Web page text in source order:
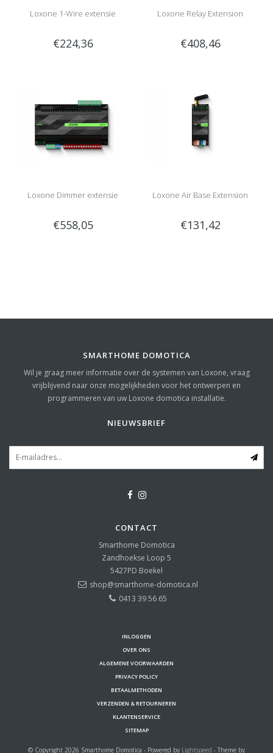
Loxone 1-Wire extensie
€224,36
Loxone Relay Extension
€408,46
Loxone Dimmer extensie
€558,05
Loxone Air Base Extension
€131,42
SMARTHOME DOMOTICA
Wil je graag meer informatie over de systemen van Loxone, vraag
vrijblijvend naar onze mogelijkheden voor het ontwerpen en
programmeren van uw Loxone domotica installatie.
NIEUWSBRIEF
CONTACT
Smarthome Domotica
Zandhoekse Loop 5
5427PD Boekel
shop@smarthome-domotica.nl
0413 39 56 65
INLOGGEN
OVER ONS
ALGEMENE VOORWAARDEN
PRIVACY POLICY
BETAALMETHODEN
VERZENDEN & RETOURNEREN
KLANTENSERVICE
SITEMAP
© Copyright 2026 Smarthome Domotica - Powered by Lightspeed - Theme by